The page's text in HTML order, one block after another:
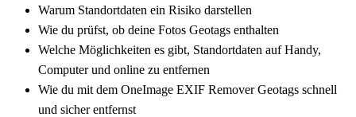
Warum Standortdaten ein Risiko darstellen
Wie du prüfst, ob deine Fotos Geotags enthalten
Welche Möglichkeiten es gibt, Standortdaten auf Handy,
Computer und online zu entfernen
Wie du mit dem OneImage EXIF Remover Geotags schnell
und sicher entfernst